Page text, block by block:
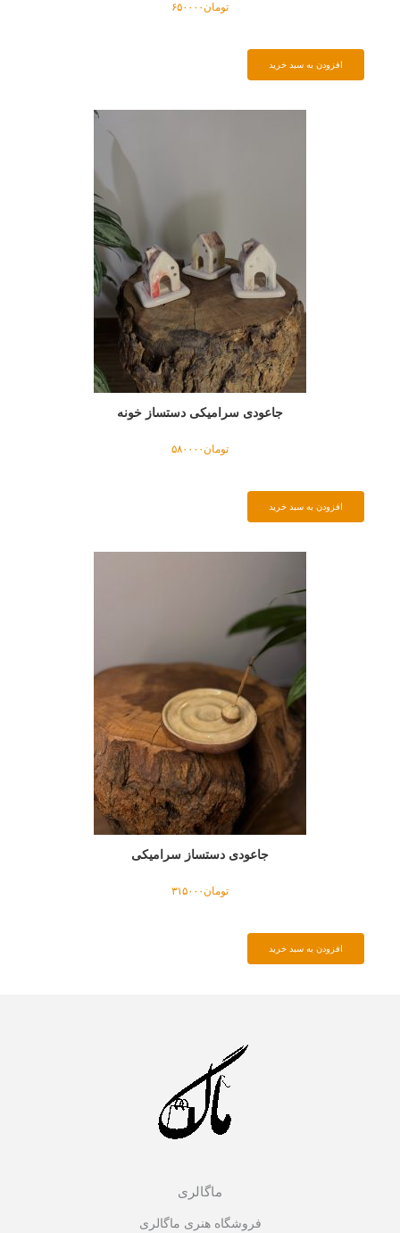
تومان۶۵۰۰۰۰
افزودن به سبد خرید
جاعودی سرامیکی دستساز خونه
تومان۵۸۰۰۰۰
افزودن به سبد خرید
جاعودی دستساز سرامیکی
تومان۳۱۵۰۰۰
افزودن به سبد خرید
ماگالری
فروشگاه هنری ماگالری